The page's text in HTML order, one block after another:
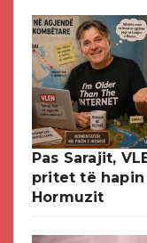
Pas Sarajit,
pritet të hapin
Hormuzit